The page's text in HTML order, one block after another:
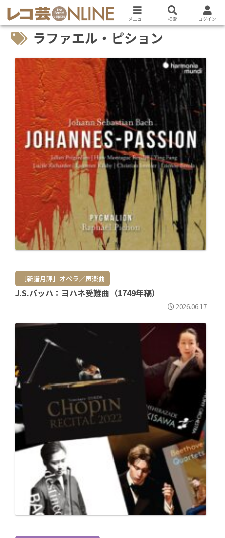
ラファエル・ピション
［新譜月評］オペラ／声楽曲
J.S.バッハ：ヨハネ受難曲（1749年稿）
2026.06.17
メニュー 検索 ログイン